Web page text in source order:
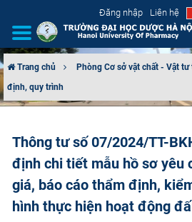
Đăng nhập Liên hệ
GIỚI THIỆU
TUYỂN SINH
ĐÀO TẠO
Trang chủ Phòng Cơ sở vật chất - Vật
định, quy trình
Thông tư số 07/2024/TT-
định chi tiết mẫu hồ sơ yêu
giá, báo cáo thẩm định,
hình thực hiện hoạt động